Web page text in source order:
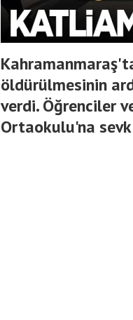
öldürülmesinin
verdi. Öğrenciler
Ortaokulu'na